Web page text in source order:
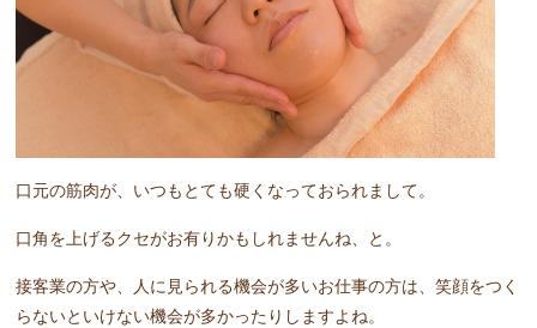
口元の筋肉が、いつもとても硬くなっておられまして。
口角を上げるクセがお有りかもしれませんね、と。
接客業の方や、人に見られる機会が多いお仕事の方は、笑顔をつく
らないといけない機会が多かったりしますよね。